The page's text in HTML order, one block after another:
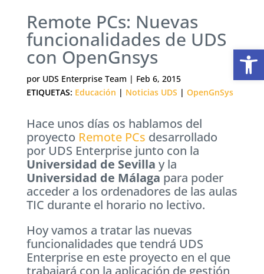
Remote PCs: Nuevas
funcionalidades de UDS
con OpenGnsys
por UDS Enterprise Team | Feb 6, 2015
ETIQUETAS: Educación | Noticias UDS | OpenGnSys
Hace unos días os hablamos del
proyecto Remote PCs desarrollado
por UDS Enterprise junto con la
Universidad de Sevilla y la
Universidad de Málaga para poder
acceder a los ordenadores de las aulas
TIC durante el horario no lectivo.
Hoy vamos a tratar las nuevas
funcionalidades que tendrá UDS
Enterprise en este proyecto en el que